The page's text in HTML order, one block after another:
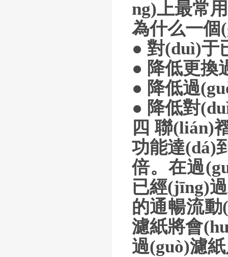
ng)上最常
為什么一個
● 對(duì)于
● 降低更換
● 降低過
● 降低對
四 聯(lián)
功能達(dá)
倍。在過
已經(jīng)
的通暢流動
濾紙將會
過(guò)濾紙